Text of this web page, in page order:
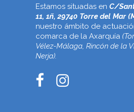
Estamos situadas en C/
11, 1ñ, 29740 Torre del Mar
nuestro ámbito de
comarca de la Axarquía
Vélez-Málaga, Rincón de la
Nerja).